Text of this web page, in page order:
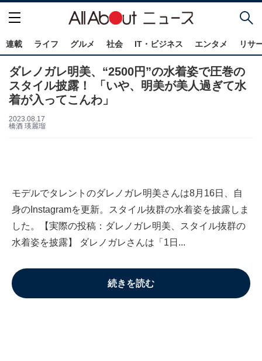
連載 ライフ グルメ 社会 IT・ビジネス エンタメ リサ
ダレノガレ明美、“2500円”の水着姿で圧巻の
スタイル披露！ 「いや、明美が美人過ぎて水
着が入ってこんわ」
2023.08.17
橋酒 瑛麗瑠
モデルでタレントのダレノガレ明美さんは8月16日、自
身のInstagramを更新。スタイル抜群の水着姿を披露しま
した。【実際の投稿：ダレノガレ明美、スタイル抜群の
水着姿を披露】 ダレノガレさんは「1日...
続きを読む